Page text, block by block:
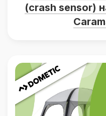
(crash sensor)